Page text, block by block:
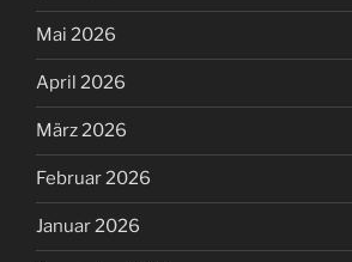
Mai 2026
April 2026
März 2026
Februar 2026
Januar 2026